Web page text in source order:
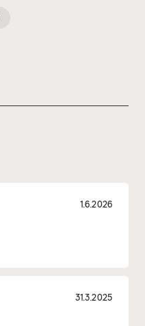
1.6.2026
31.3.2025